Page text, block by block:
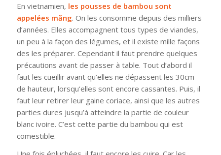
En vietnamien, les pousses de bambou sont
appelées măng. On les consomme depuis des milliers
d’années. Elles accompagnent tous types de viandes,
un peu à la façon des légumes, et il existe mille façons
des les préparer. Cependant il faut prendre quelques
précautions avant de passer à table. Tout d’abord il
faut les cueillir avant qu’elles ne dépassent les 30cm
de hauteur, lorsqu’elles sont encore cassantes. Puis, il
faut leur retirer leur gaine coriace, ainsi que les autres
parties dures jusqu’à atteindre la partie de couleur
blanc ivoire. C’est cette partie du bambou qui est
comestible.